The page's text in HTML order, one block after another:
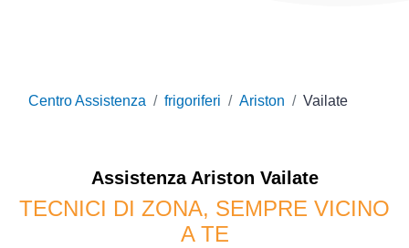
Centro Assistenza frigoriferi Ariston Vailate
Assistenza Ariston Vailate
TECNICI DI ZONA, SEMPRE VICINO
A TE